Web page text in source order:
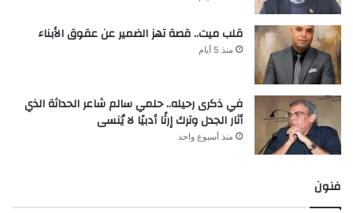
قلب ميت.. قصة تهز الضمير عن عقوق الأبناء
منذ 5 أيام
في ذكرى رحيله.. حلمي سالم شاعر الحداثة الذي
أثار الجدل وترك إرثًا أدبيًا لا يُنسى
منذ أسبوع واحد
فنون